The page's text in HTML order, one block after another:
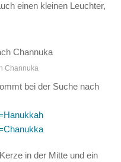
einen kleinen Leuchter,
Channuka
bei der Suche nach